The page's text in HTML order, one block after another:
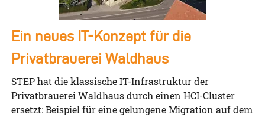
Ein neues IT-Konzept für die
Privatbrauerei Waldhaus
STEP hat die klassische IT-Infrastruktur der
Privatbrauerei Waldhaus durch einen HCI-Cluster
ersetzt: Beispiel für eine gelungene Migration auf dem